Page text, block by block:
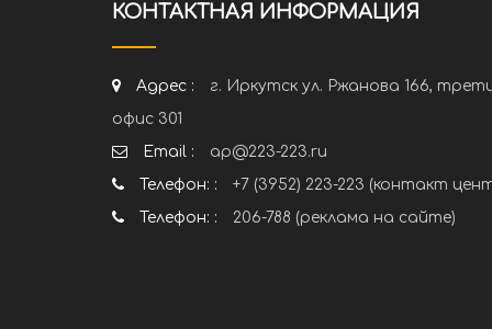
КОНТАКТНАЯ ИНФОРМАЦИЯ
Адрес :
г. Иркутск ул. Ржанова 166,
офис 301
Email :
ap@223-223.ru
Телефон: :
+7 (3952) 223-223 (контакт
Телефон: :
206-788 (реклама на сайте)